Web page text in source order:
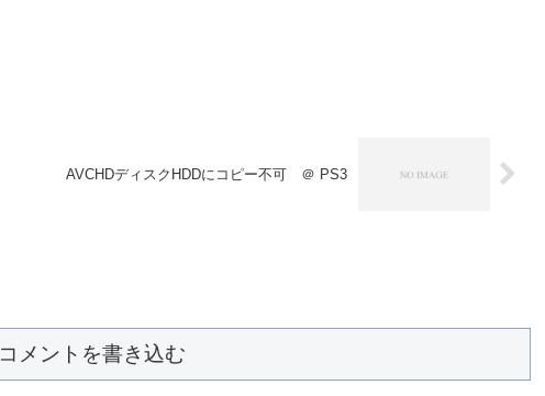
AVCHDディスクHDDにコピー不可 ＠ PS3
コメントを書き込む